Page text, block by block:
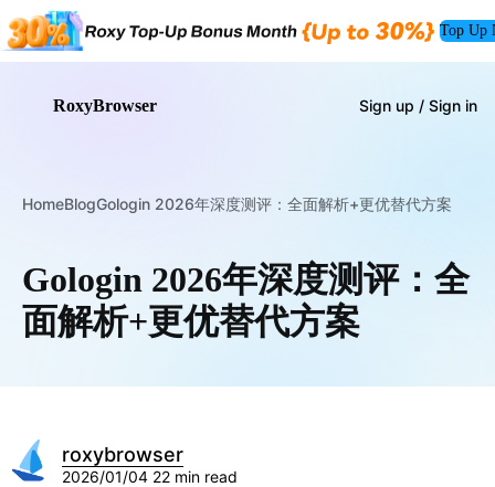
Top Up
RoxyBrowser Sign up / Sign in
HomeBlogGologin 2026年深度测评：全面解析+更优替代方案
Gologin 2026年深度测评：全
面解析+更优替代方案
roxybrowser
2026/01/04 22 min read